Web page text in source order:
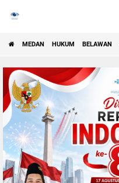
MEDAN HUKUM BELAWAN